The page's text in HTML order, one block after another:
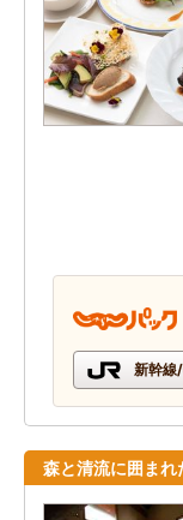
新幹線
森と清流に囲ま